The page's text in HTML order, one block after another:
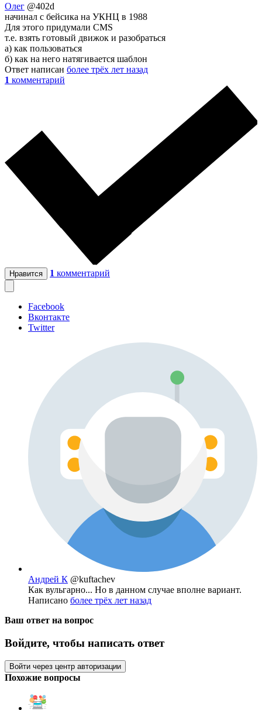
Олег @402d
начинал с бейсика на УКНЦ в 1988
Для этого придумали CMS
т.е. взять готовый движок и разобраться
а) как пользоваться
б) как на него натягивается шаблон
Ответ написан более трёх лет назад
1 комментарий
Нравится 1 комментарий
Facebook
Вконтакте
Twitter
Андрей К @kuftachev
Как вульгарно... Но в данном случае вполне вариант.
Написано более трёх лет назад
Ваш ответ на вопрос
Войдите, чтобы написать ответ
Войти через центр авторизации
Похожие вопросы